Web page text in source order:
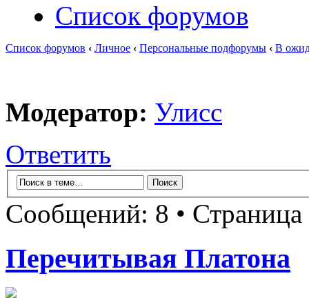
Список форумов
Список форумов ‹ Личное ‹ Персональные подфорумы ‹ В
Модератор: Улисс
Ответить
Сообщений: 8 • Страница
Перечитывая Платона